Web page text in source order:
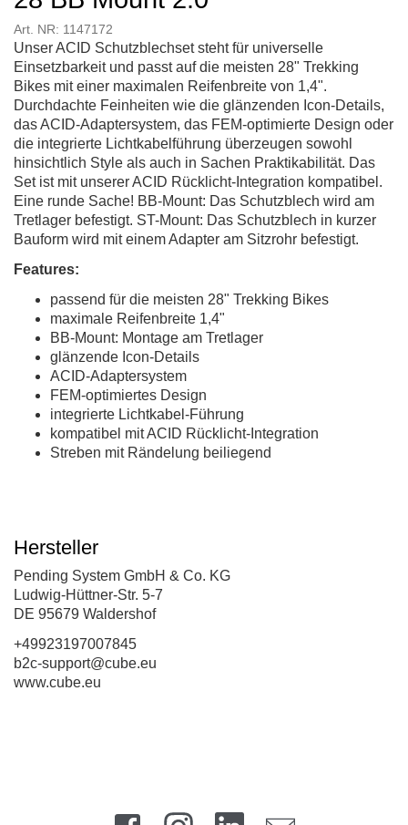
Art. NR: 1147172
Unser ACID Schutzblechset steht für universelle
Einsetzbarkeit und passt auf die meisten 28" Trekking
Bikes mit einer maximalen Reifenbreite von 1,4".
Durchdachte Feinheiten wie die glänzenden Icon-Details,
das ACID-Adaptersystem, das FEM-optimierte Design oder
die integrierte Lichtkabelführung überzeugen sowohl
hinsichtlich Style als auch in Sachen Praktikabilität. Das
Set ist mit unserer ACID Rücklicht-Integration kompatibel.
Eine runde Sache! BB-Mount: Das Schutzblech wird am
Tretlager befestigt. ST-Mount: Das Schutzblech in kurzer
Bauform wird mit einem Adapter am Sitzrohr befestigt.
Features:
passend für die meisten 28" Trekking Bikes
maximale Reifenbreite 1,4"
BB-Mount: Montage am Tretlager
glänzende Icon-Details
ACID-Adaptersystem
FEM-optimiertes Design
integrierte Lichtkabel-Führung
kompatibel mit ACID Rücklicht-Integration
Streben mit Rändelung beiliegend
Hersteller
Pending System GmbH & Co. KG
Ludwig-Hüttner-Str. 5-7
DE 95679 Waldershof
+49923197007845
b2c-support@cube.eu
www.cube.eu